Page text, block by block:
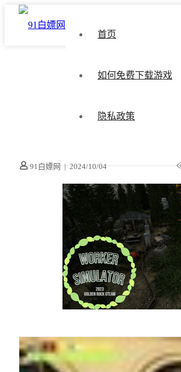
首页
如何免费下载游戏
隐私政策
91白嫖网 | 2024/10/04